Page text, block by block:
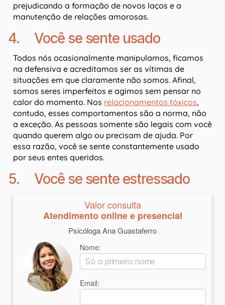
prejudicando a formação de novos laços e a
manutenção de relações amorosas.
4. Você se sente usado
Todos nós ocasionalmente manipulamos, ficamos
na defensiva e acreditamos ser as vítimas de
situações em que claramente não somos. Afinal,
somos seres imperfeitos e agimos sem pensar no
calor do momento. Nos relacionamentos tóxicos,
contudo, esses comportamentos são a norma, não
a exceção. As pessoas somente são legais com você
quando querem algo ou precisam de ajuda. Por
essa razão, você se sente constantemente usado
por seus entes queridos.
5. Você se sente estressado
Valor consulta
Atendimento online e presencial
Psicóloga Ana Guastaferro
Nome:
Email: